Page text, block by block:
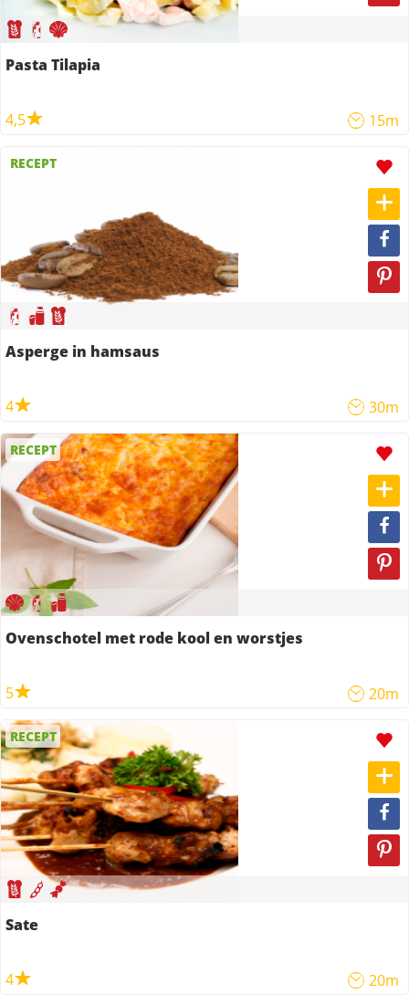
Pasta Tilapia
4,5 15m
RECEPT
Asperge in hamsaus
4 30m
RECEPT
Ovenschotel met rode kool en worstjes
5 20m
RECEPT
Sate
4 20m